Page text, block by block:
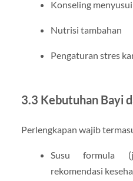
Konseling menyusui
Nutrisi tambahan
Pengaturan stres
3.3 Kebutuhan Bayi
Perlengkapan wajib
Susu formula
rekomendasi